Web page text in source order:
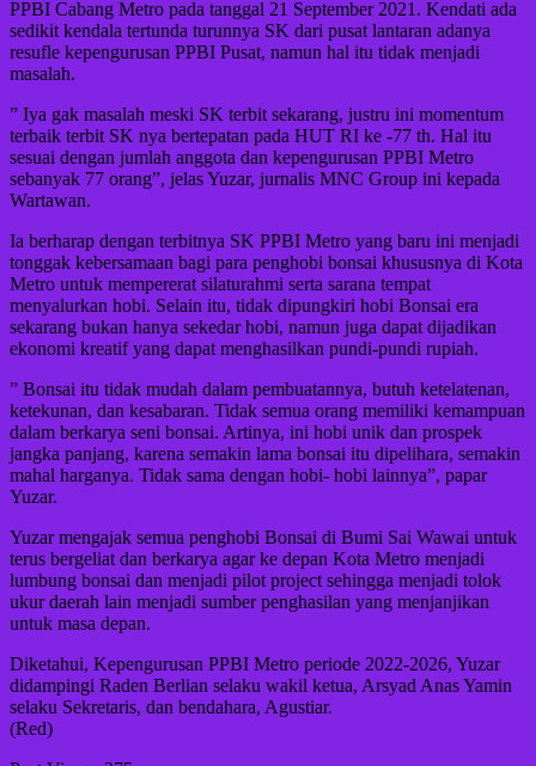
PPBI Cabang Metro pada tanggal 21 September 2021. Kendati ada
sedikit kendala tertunda turunnya SK dari pusat lantaran adanya
resufle kepengurusan PPBI Pusat, namun hal itu tidak menjadi
masalah.
” Iya gak masalah meski SK terbit sekarang, justru ini momentum
terbaik terbit SK nya bertepatan pada HUT RI ke -77 th. Hal itu
sesuai dengan jumlah anggota dan kepengurusan PPBI Metro
sebanyak 77 orang”, jelas Yuzar, jurnalis MNC Group ini kepada
Wartawan.
Ia berharap dengan terbitnya SK PPBI Metro yang baru ini menjadi
tonggak kebersamaan bagi para penghobi bonsai khususnya di Kota
Metro untuk mempererat silaturahmi serta sarana tempat
menyalurkan hobi. Selain itu, tidak dipungkiri hobi Bonsai era
sekarang bukan hanya sekedar hobi, namun juga dapat dijadikan
ekonomi kreatif yang dapat menghasilkan pundi-pundi rupiah.
” Bonsai itu tidak mudah dalam pembuatannya, butuh ketelatenan,
ketekunan, dan kesabaran. Tidak semua orang memiliki kemampuan
dalam berkarya seni bonsai. Artinya, ini hobi unik dan prospek
jangka panjang, karena semakin lama bonsai itu dipelihara, semakin
mahal harganya. Tidak sama dengan hobi- hobi lainnya”, papar
Yuzar.
Yuzar mengajak semua penghobi Bonsai di Bumi Sai Wawai untuk
terus bergeliat dan berkarya agar ke depan Kota Metro menjadi
lumbung bonsai dan menjadi pilot project sehingga menjadi tolok
ukur daerah lain menjadi sumber penghasilan yang menjanjikan
untuk masa depan.
Diketahui, Kepengurusan PPBI Metro periode 2022-2026, Yuzar
didampingi Raden Berlian selaku wakil ketua, Arsyad Anas Yamin
selaku Sekretaris, dan bendahara, Agustiar.
(Red)